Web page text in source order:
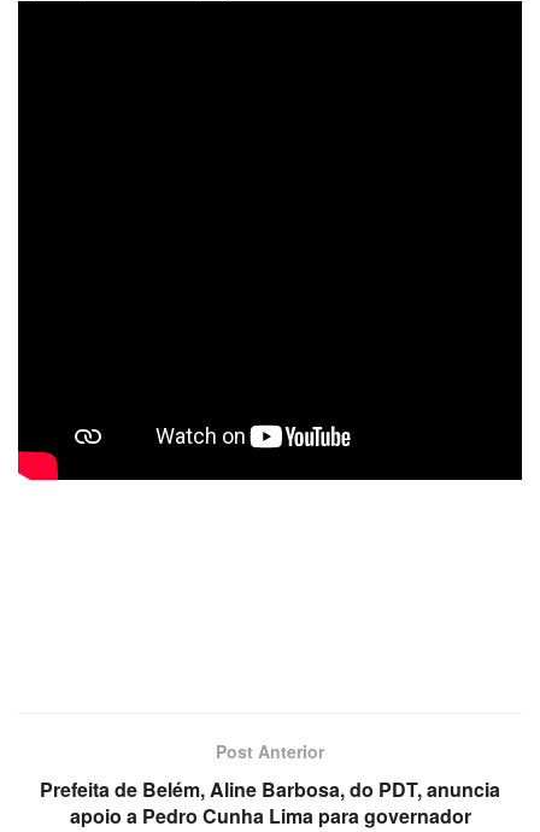
Post Anterior
Prefeita de Belém, Aline Barbosa, do PDT, anuncia
apoio a Pedro Cunha Lima para governador